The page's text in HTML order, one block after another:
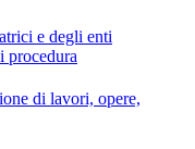
e degli enti
procedura
di lavori, opere,